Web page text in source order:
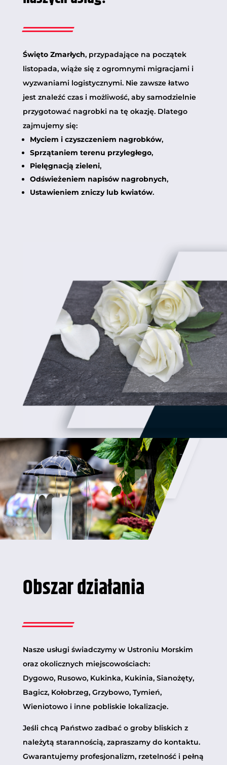
Święto Zmarłych, przypadające na początek
listopada, wiąże się z ogromnymi migracjami i
wyzwaniami logistycznymi. Nie zawsze łatwo
jest znaleźć czas i możliwość, aby samodzielnie
przygotować nagrobki na tę okazję. Dlatego
zajmujemy się:
Myciem i czyszczeniem nagrobków,
Sprzątaniem terenu przyległego,
Pielęgnacją zieleni,
Odświeżeniem napisów nagrobnych,
Ustawieniem zniczy lub kwiatów.
Obszar działania
Nasze usługi świadczymy w Ustroniu Morskim
oraz okolicznych miejscowościach:
Dygowo, Rusowo, Kukinka, Kukinia, Sianożęty,
Bagicz, Kołobrzeg, Grzybowo, Tymień,
Wieniotowo i inne pobliskie lokalizacje.
Jeśli chcą Państwo zadbać o groby bliskich z
należytą starannością, zapraszamy do kontaktu.
Gwarantujemy profesjonalizm, rzetelność i pełną